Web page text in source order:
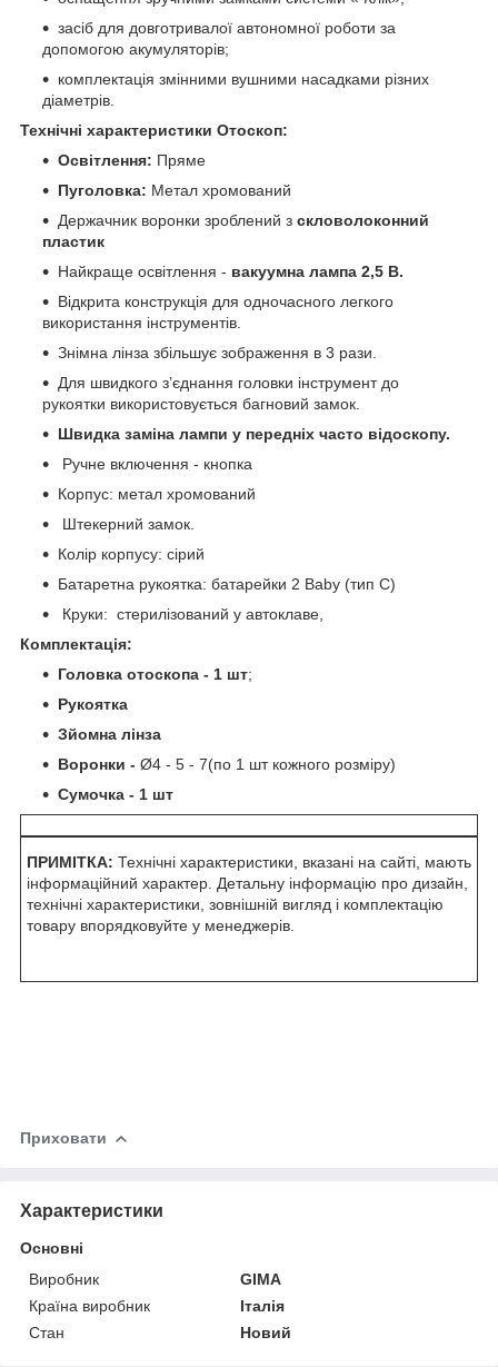
засіб для довготривалої автономної роботи за
допомогою акумуляторів;
комплектація змінними вушними насадками різних
діаметрів.
Технічні характеристики Отоскоп:
Освітлення: Пряме
Пуголовка: Метал хромований
Держачник воронки зроблений з скловолоконний
пластик
Найкраще освітлення - вакуумна лампа 2,5 В.
Відкрита конструкція для одночасного легкого
використання інструментів.
Знімна лінза збільшує зображення в 3 рази.
Для швидкого з’єднання головки інструмент до
рукоятки використовується багновий замок.
Швидка заміна лампи у передніх часто відоскопу.
Ручне включення - кнопка
Корпус: метал хромований
Штекерний замок.
Колір корпусу: сірий
Батаретна рукоятка: батарейки 2 Baby (тип C)
Круки: стерилізований у автоклаве,
Комплектація:
Головка отоскопа - 1 шт;
Рукоятка
Зйомна лінза
Воронки - Ø4 - 5 - 7(по 1 шт кожного розміру)
Сумочка - 1 шт
ПРИМІТКА: Технічні характеристики, вказані на сайті, мають
інформаційний характер. Детальну інформацію про дизайн,
технічні характеристики, зовнішній вигляд і комплектацію
товару впорядковуйте у менеджерів.
Приховати
Характеристики
Основні
Виробник
GIMA
Країна виробник
Італія
Стан
Новий